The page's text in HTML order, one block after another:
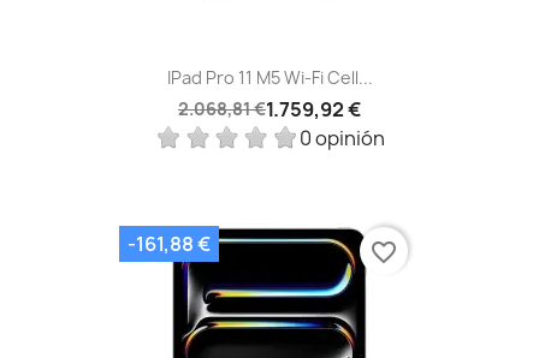
IPad Pro 11 M5 Wi-Fi Cell...
2.068,81 €1.759,92 €
0 opinión
-161,88 € favorite_border